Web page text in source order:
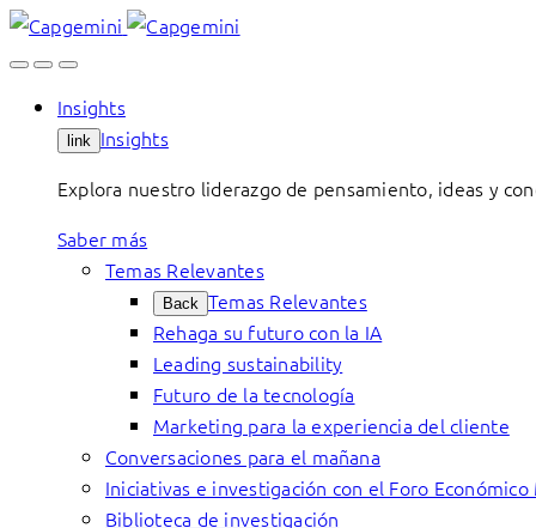
Skip
to
Insights
link Insights
Explora nuestro liderazgo de pensamiento, ideas y
Saber más
Temas Relevantes
Back Temas Relevantes
Rehaga su futuro con la IA
Leading sustainability
Futuro de la tecnología
Marketing para la experiencia del cliente
Conversaciones para el mañana
Iniciativas e investigación con el Foro Económico
Biblioteca de investigación